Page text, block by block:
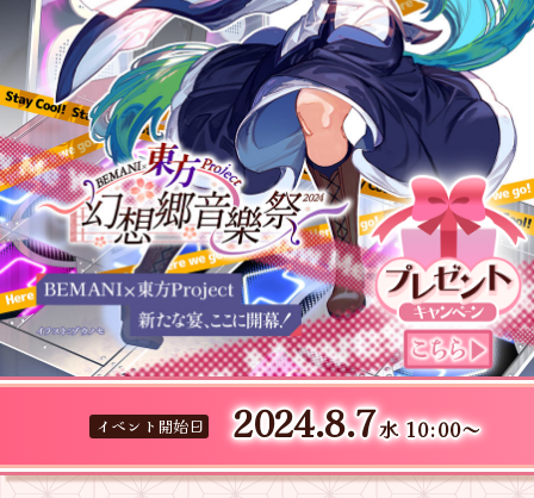
2024.8.7水 10:00～